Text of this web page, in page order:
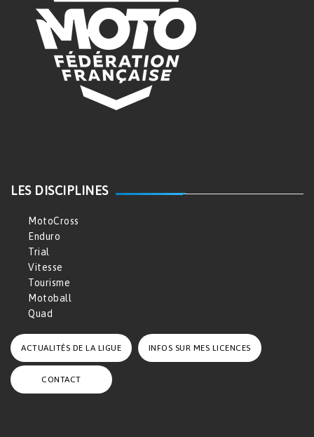
LES DISCIPLINES
MotoCross
Enduro
Trial
Vitesse
Tourisme
Motoball
Quad
ACTUALITÉS DE LA LIGUE INFOS SUR MES LICENCES
CONTACT